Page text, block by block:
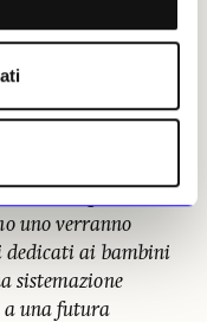
Una sorta di isola
Palazzo
uno verranno
dedicati ai bambini
sistemazione
a una futura